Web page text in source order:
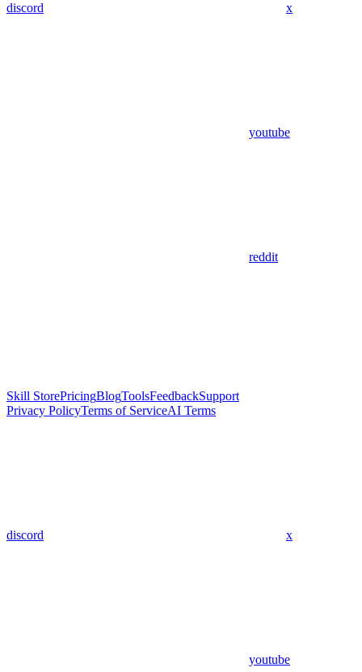
discord x
youtube
reddit
Skill StorePricingBlogToolsFeedbackSupport
Privacy PolicyTerms of ServiceAI Terms
discord x
youtube